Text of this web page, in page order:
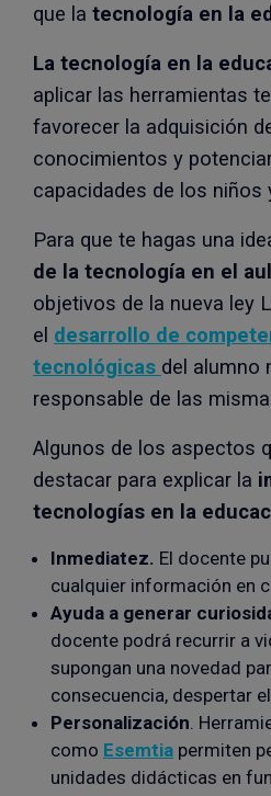
que la tecnología en la
La tecnología en la
aplicar las herramientas
favorecer la adquisición
conocimientos y
capacidades de los niños
Para que te hagas una
de la tecnología en el
objetivos de la nueva ley
el desarrollo de
tecnológicas del alumno
responsable de las
Algunos de los aspectos
destacar para explicar la
tecnologías en la
Inmediatez. El docente
cualquier información en
Ayuda a generar
docente podrá recurrir a
supongan una novedad
consecuencia, despertar
Personalización .
como Esemtia permiten
unidades didácticas en